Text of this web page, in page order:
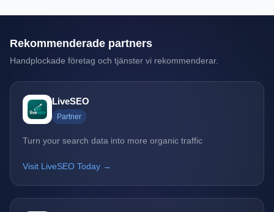
Rekommenderade partners
Handplockade företag och tjänster vi rekommenderar.
LiveSEO
Partner
Turn your search data into more organic traffic
Visit LiveSEO Today →